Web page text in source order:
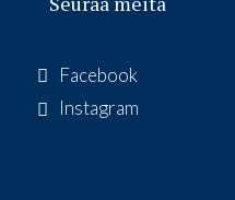
Facebook
Instagram